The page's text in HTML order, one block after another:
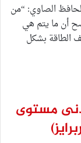
الصاوي: “من
أن ما يتم هي
الطاقة بشكل
مستوى